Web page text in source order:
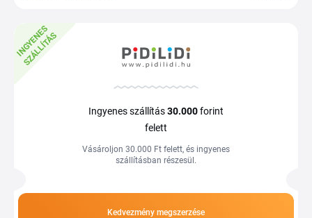
I
N
G
Y
E
N
E
S
S
Z
Á
L
L
Í
T
Á
S
Ingyenes szállítás30.000forint
felett
Vásároljon 30.000 Ft felett, és ingyenes
szállításban részesül.
Kedvezmény megszerzése